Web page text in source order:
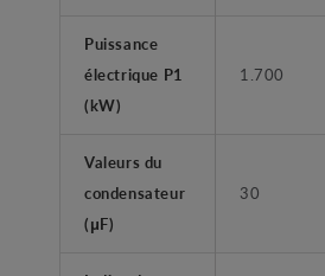
Puissance
électrique P1
(kW)
1.700
Valeurs du
condensateur
(μF)
30